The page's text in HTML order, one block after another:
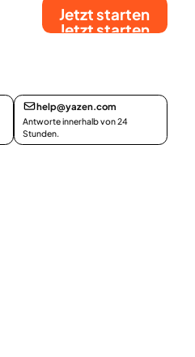
Jetzt starten
Jetzt starten
help@yazen.com
Antworte innerhalb von 24
Stunden.